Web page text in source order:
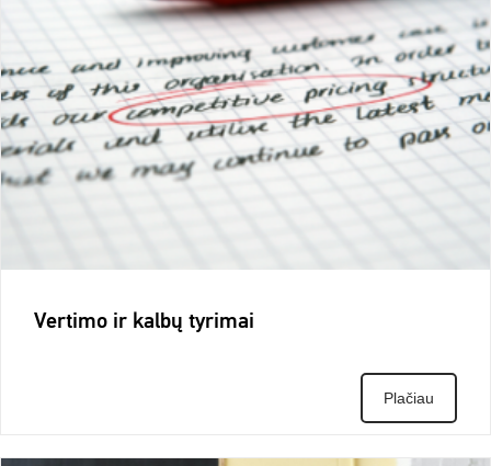
Vertimo ir kalbų tyrimai
Plačiau